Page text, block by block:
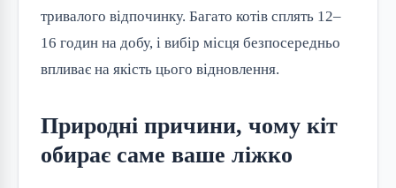
тривалого відпочинку. Багато котів сплять 12–
16 годин на добу, і вибір місця безпосередньо
впливає на якість цього відновлення.
Природні причини, чому кіт
обирає саме ваше ліжко